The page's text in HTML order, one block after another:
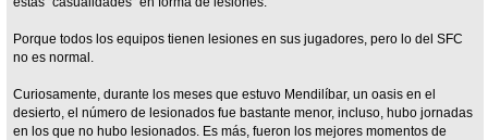
Porque todos los equipos tienen lesiones en sus jugadores, pero lo del SFC
no es normal.
Curiosamente, durante los meses que estuvo Mendilíbar, un oasis en el
desierto, el número de lesionados fue bastante menor, incluso, hubo jornadas
en los que no hubo lesionados. Es más, fueron los mejores momentos de